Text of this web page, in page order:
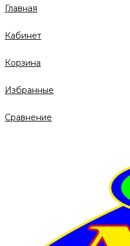
Главная
Кабинет
Корзина
Избранные
Сравнение